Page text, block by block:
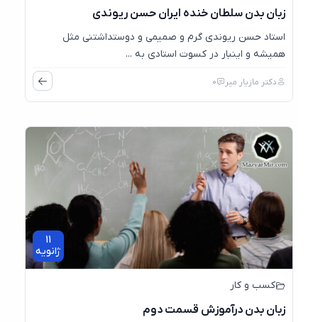
زبان بدن سلطان خنده ایران حسن ریوندی
استاد حسن ریوندی گرم و صمیمی و دوستداشتنی مثل
همیشه و اینبار در کسوت استادی به ...
دکتر مازیار میر 0
ژانویه
کسب و کار
زبان بدن درآموزش قسمت دوم